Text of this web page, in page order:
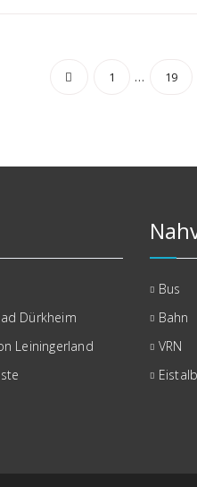
1 … 19
Dürkheim
Leiningerland
Bus
Bahn
VRN